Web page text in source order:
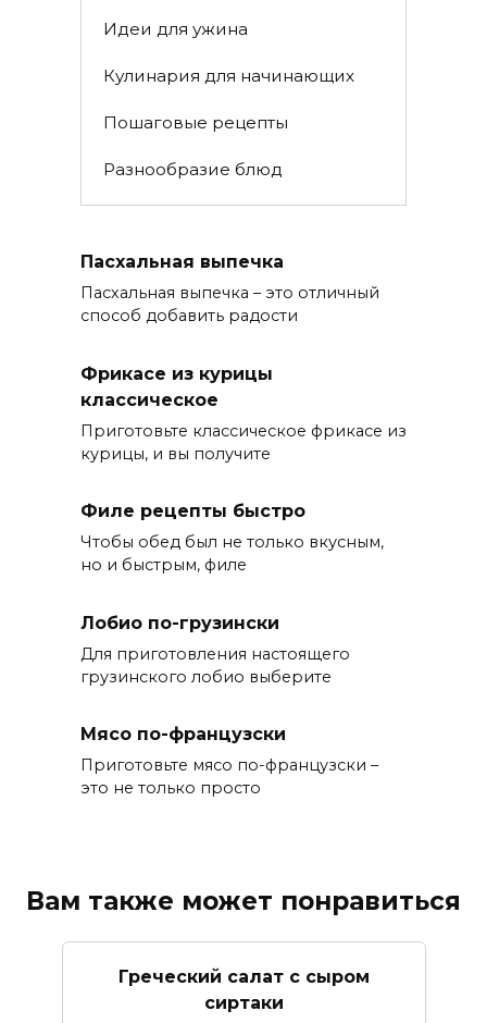
Идеи для ужина
Кулинария для начинающих
Пошаговые рецепты
Разнообразие блюд
Пасхальная выпечка
Пасхальная выпечка – это отличный
способ добавить радости
Фрикасе из курицы
классическое
Приготовьте классическое фрикасе из
курицы, и вы получите
Филе рецепты быстро
Чтобы обед был не только вкусным,
но и быстрым, филе
Лобио по-грузински
Для приготовления настоящего
грузинского лобио выберите
Мясо по-французски
Приготовьте мясо по-французски –
это не только просто
Вам также может понравиться
Греческий салат с сыром
сиртаки